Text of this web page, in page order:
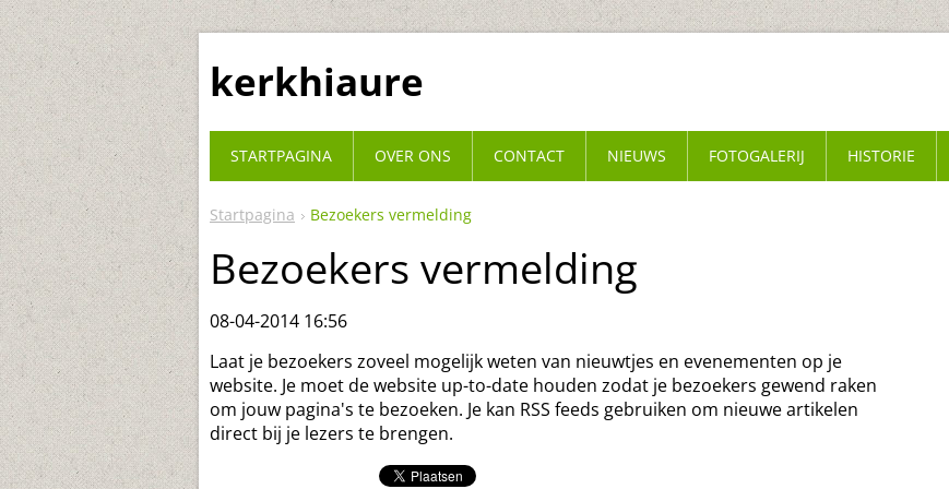
kerkhiaure
Startpagina Bezoekers vermelding
Bezoekers vermelding
08-04-2014 16:56
Laat je bezoekers zoveel mogelijk weten van nieuwtjes en evenementen op je
website. Je moet de website up-to-date houden zodat je bezoekers gewend raken
om jouw pagina's te bezoeken. Je kan RSS feeds gebruiken om nieuwe artikelen
direct bij je lezers te brengen.
STARTPAGINA OVER ONS CONTACT NIEUWS FOTOGALERIJ HISTORIE